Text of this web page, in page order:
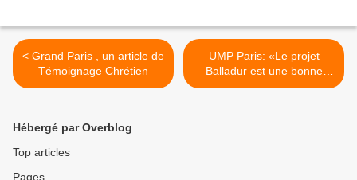
< Grand Paris , un article de
Témoignage Chrétien
UMP Paris: «Le projet
Balladur est une bonne
réponse» >
Hébergé par Overblog
Top articles
Pages